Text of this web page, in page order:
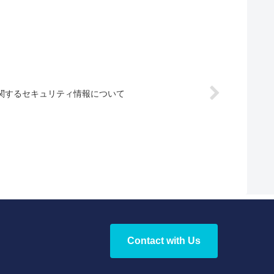
するセキュリティ情報について
Contact with Us